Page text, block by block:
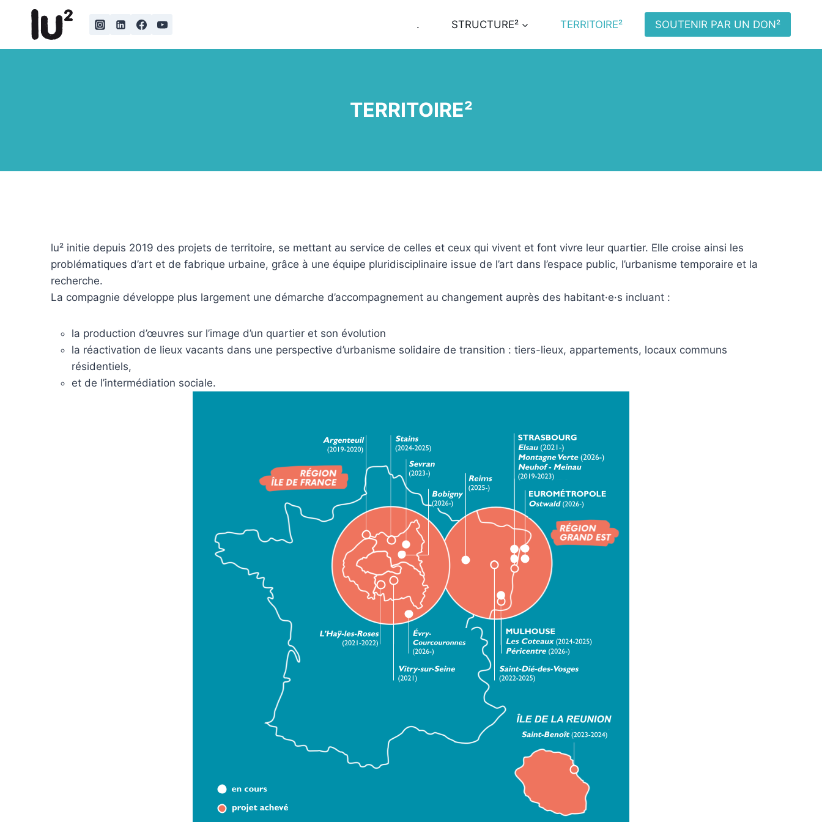
content
. STRUCTURE² TERRITOIRE² SOUTENIR PAR UN DON²
TERRITOIRE²
lu² initie depuis 2019 des projets de territoire, se mettant au service de celles et ceux qui vivent et font vivre leur quartier. Elle croise ainsi les
problématiques d’art et de fabrique urbaine, grâce à une équipe pluridisciplinaire issue de l’art dans l’espace public, l’urbanisme temporaire et la
recherche.
La compagnie développe plus largement une démarche d’accompagnement au changement auprès des habitant·e·s incluant :
la production d’œuvres sur l’image d’un quartier et son évolution
la réactivation de lieux vacants dans une perspective d’urbanisme solidaire de transition : tiers-lieux, appartements, locaux communs
résidentiels,
et de l’intermédiation sociale.